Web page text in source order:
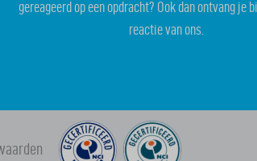
gereageerd op een opdracht? Ook dan ontvang je
reactie van ons.